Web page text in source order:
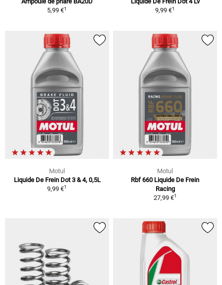
5,99 €1
9,99 €1
Motul
Liquide De Frein Dot 3 & 4, 0,5L
9,99 €1
Motul
Rbf 660 Liquide De Frein
Racing
27,99 €1